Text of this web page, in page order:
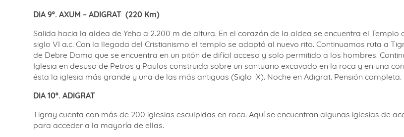
DIA 9º. AXUM – ADIGRAT (220 Km)
Salida hacia la aldea de Yeha a 2.200 m de altura. En el corazón de la aldea se encuentra el
siglo VI a.c. Con la llegada del Cristianismo el templo se adaptó al nuevo rito. Continuamos ruta a
de Debre Damo que se encuentra en un pitón de difícil acceso y solo permitido a los hombres.
Iglesia en desuso de Petros y Paulos construida sobre un santuario excavado en la roca y en una
ésta la iglesia más grande y una de las más antiguas (Siglo X). Noche en Adigrat. Pensión completa.
DIA 10º. ADIGRAT
Tigray cuenta con más de 200 iglesias esculpidas en roca. Aquí se encuentran algunas iglesias de
para acceder a la mayoría de ellas.